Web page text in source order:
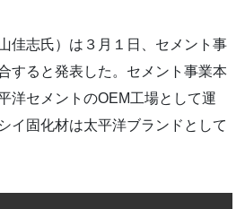
佳志氏）は３月１日、セメント事
すると発表した。セメント事業本
洋セメントのOEM工場として運
イ固化材は太平洋ブランドとして